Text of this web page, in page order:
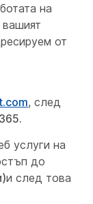
на
вашият
от
, след
услуги на
до
и след това